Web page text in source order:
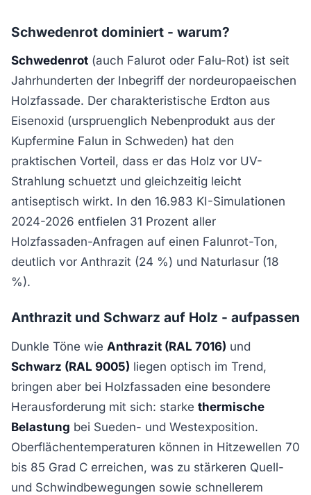
Schwedenrot dominiert - warum?
Schwedenrot (auch Falurot oder Falu-Rot) ist seit
Jahrhunderten der Inbegriff der nordeuropaeischen
Holzfassade. Der charakteristische Erdton aus
Eisenoxid (urspruenglich Nebenprodukt aus der
Kupfermine Falun in Schweden) hat den
praktischen Vorteil, dass er das Holz vor UV-
Strahlung schuetzt und gleichzeitig leicht
antiseptisch wirkt. In den 16.983 KI-Simulationen
2024-2026 entfielen 31 Prozent aller
Holzfassaden-Anfragen auf einen Falunrot-Ton,
deutlich vor Anthrazit (24 %) und Naturlasur (18
%).
Anthrazit und Schwarz auf Holz - aufpassen
Dunkle Töne wie Anthrazit (RAL 7016) und
Schwarz (RAL 9005) liegen optisch im Trend,
bringen aber bei Holzfassaden eine besondere
Herausforderung mit sich: starke thermische
Belastung bei Sueden- und Westexposition.
Oberflächentemperaturen können in Hitzewellen 70
bis 85 Grad C erreichen, was zu stärkeren Quell-
und Schwindbewegungen sowie schnellerem